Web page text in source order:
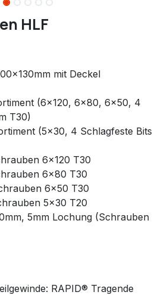
HLF
mit Deckel
(6x120, 6x80, 6x50, 4
T30)
(5x30, 4 Schlagfeste Bits
6x120 T30
6x80 T30
6x50 T30
5x30 T20
5mm Lochung (Schrauben
RAPID® Tragende